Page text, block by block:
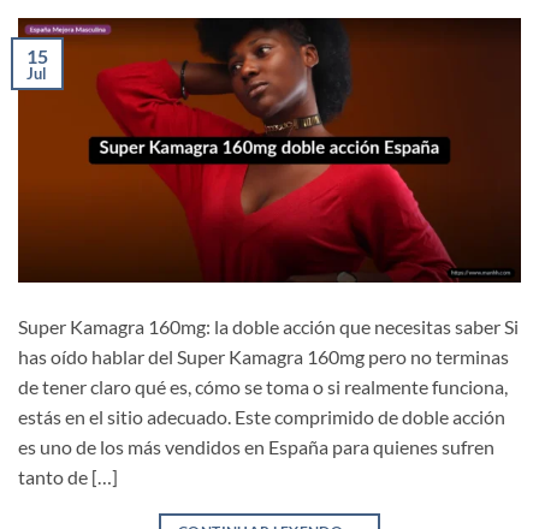
15
Jul
Super Kamagra 160mg: la doble acción que necesitas saber Si
has oído hablar del Super Kamagra 160mg pero no terminas
de tener claro qué es, cómo se toma o si realmente funciona,
estás en el sitio adecuado. Este comprimido de doble acción
es uno de los más vendidos en España para quienes sufren
tanto de […]